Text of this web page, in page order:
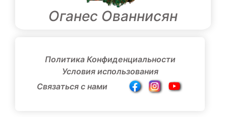
Оганес Ованнисян
Политика Конфиденциальности
Условия использования
Связаться с нами